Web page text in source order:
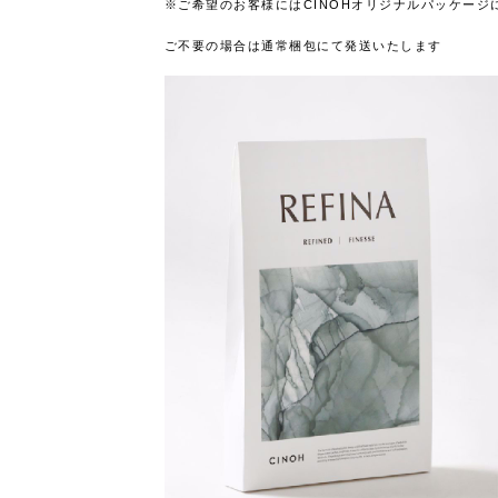
※ご希望のお客様にはCINOHオリジナルパッケージ
ご不要の場合は通常梱包にて発送いたします